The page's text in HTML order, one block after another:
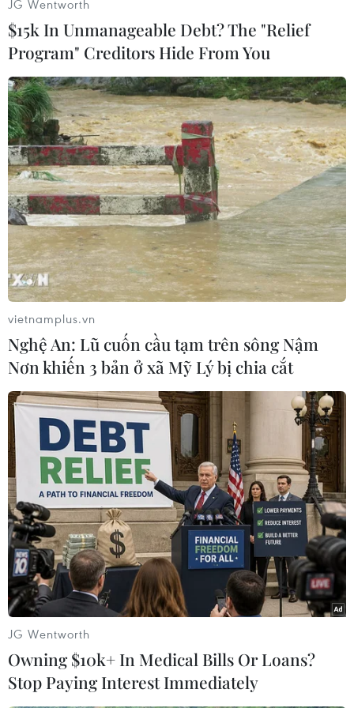
#Vụ Đông Xuân #Lúa #Sâu bệnh
#Dịch bệnh
#Gieo sạ
Theo dõi VietnamPlus
TIN CÙNG CHUYÊN MỤC
Điện Biên từng bước hình thành thị
trường tín chỉ carbon rừng
08/08/2026 06:50
Chủ sân Azteca lỗ hơn 47 triệu USD vì
World Cup 2026
Chủ tịch Quốc hội Trần Thanh Mẫn:
JG Wentworth
$15k In Unmanageable Debt? The "Relief
Program" Creditors Hide From You
vietnamplus.vn
Nghệ An: Lũ cuốn cầu tạm trên sông Nậm
Nơn khiến 3 bản ở xã Mỹ Lý bị chia cắt
JG Wentworth
Owning $10k+ In Medical Bills Or Loans?
Stop Paying Interest Immediately